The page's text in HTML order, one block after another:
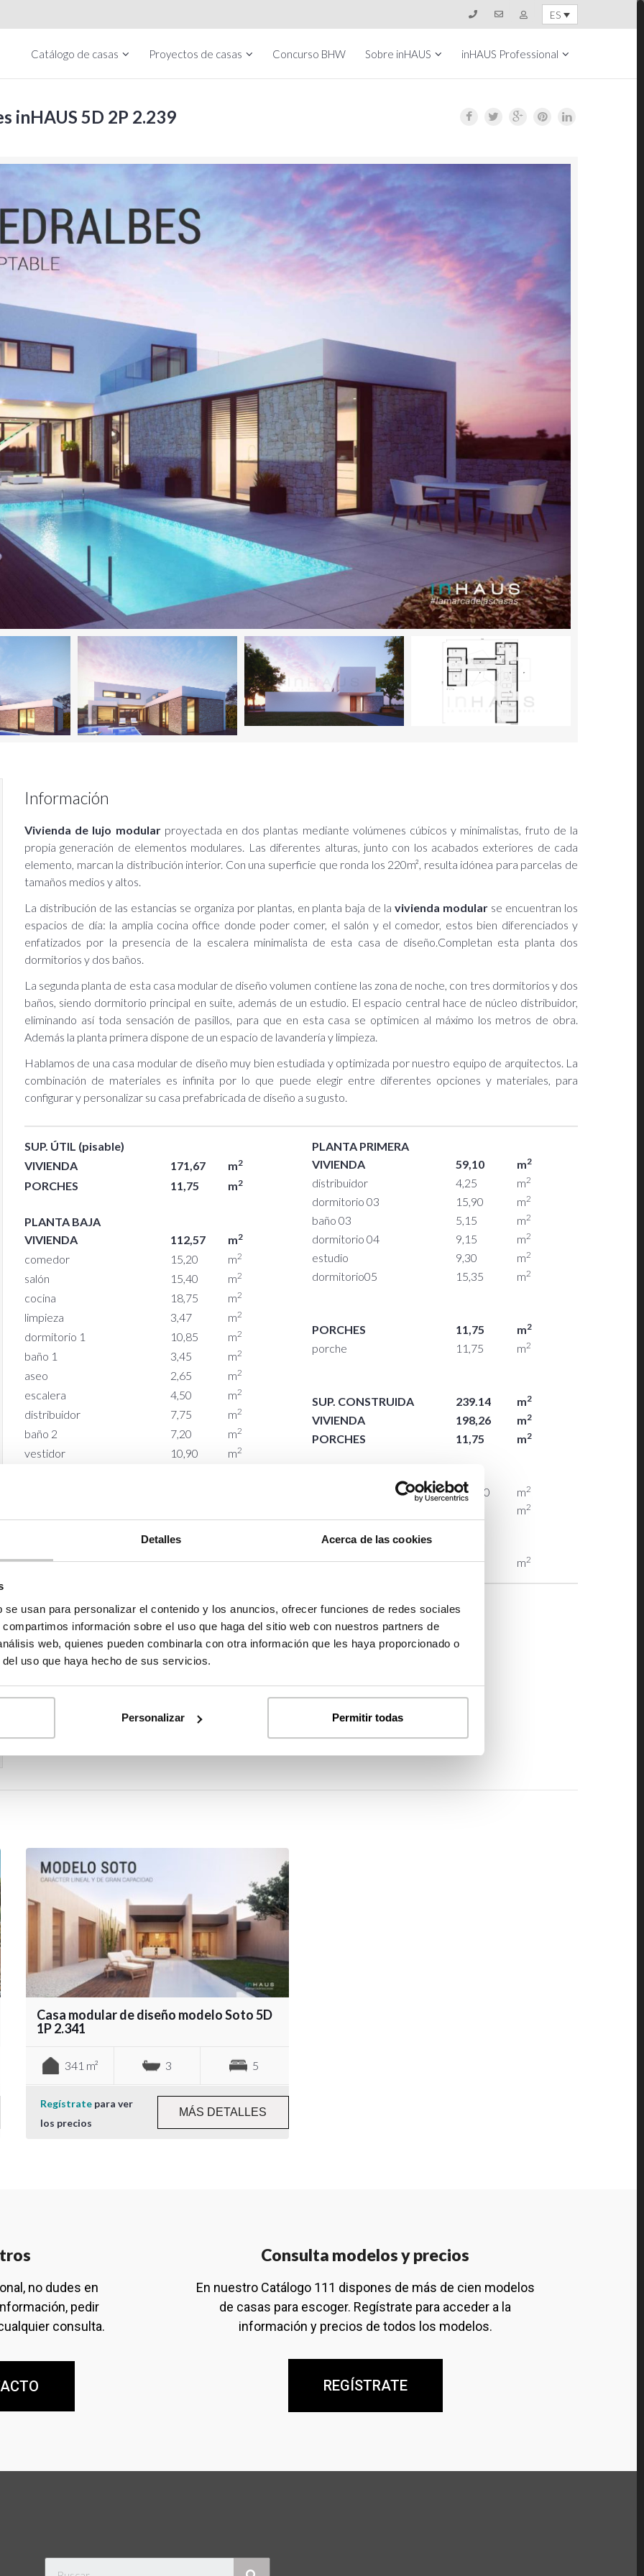
Detalles Acerca de las cookies
usan para personalizar el contenido y los anuncios, ofrecer funciones de redes sociales
información sobre el uso que haga del sitio web con nuestros partners de
web, quienes pueden combinarla con otra información que les haya proporcionado o
uso que haya hecho de sus servicios.
Personalizar Permitir todas
ES
Catálogo de casas Proyectos de casas Concurso BHW Sobre inHAUS inHAUS Professional
inHAUS 5D 2P 2.239
Información
Vivienda de lujo modularproyectada en dos plantas mediante volúmenes cúbicos y minimalistas, fruto de la
propia generación de elementos modulares. Las diferentes alturas, junto con los acabados exteriores de cada
elemento, marcan la distribución interior. Con una superficie que ronda los 220m², resulta idónea para parcelas de
tamaños medios y altos.
La distribución de las estancias se organiza por plantas, en planta baja de lavivienda modular se encuentran los
espacios de día: la amplia cocina office donde poder comer, el salón y el comedor, estos bien diferenciados y
enfatizados por la presencia de la escalera minimalista de esta casa de diseño.Completan esta planta dos
dormitorios y dos baños.
La segunda planta de esta casa modular de diseño volumen contiene las zona de noche, con tres dormitorios y dos
baños, siendo dormitorio principal en suite, además de un estudio. El espacio central hace de núcleo distribuidor,
eliminando así toda sensación de pasillos, para que en esta casa se optimicen al máximo los metros de obra.
Además la planta primera dispone de un espacio de lavandería y limpieza.
Hablamos de una casa modular de diseño muy bien estudiada y optimizada por nuestro equipo de arquitectos. La
combinación de materiales es infinita por lo que puede elegir entre diferentes opciones y materiales, para
configurar y personalizar su casa prefabricada de diseño a su gusto.
SUP. ÚTIL (pisable)
VIVIENDA
171,67 m2
PORCHES 11,75 m2
PLANTA BAJA
VIVIENDA
112,57 m2
comedor 15,20 m2
salón 15,40 m2
cocina 18,75 m2
limpieza 3,47 m2
dormitorio 1 10,85 m2
baño 1 3,45 m2
aseo 2,65 m2
escalera 4,50 m2
distribuidor 7,75 m2
baño 2 7,20 m2
vestidor 10,90 m2
PLANTA PRIMERA
VIVIENDA
59,10 m2
distribuidor 4,25 m2
dormitorio 03 15,90 m2
baño 03 5,15 m2
dormitorio 04 9,15 m2
estudio 9,30 m2
dormitorio05 15,35 m2
PORCHES 11,75 m2
porche 11,75 m2
SUP. CONSTRUIDA 239.14 m2
VIVIENDA 198,26 m2
PORCHES 11,75 m2
129,50 m2
m2
PLANTA PRIMERA
vivienda
68,76 m2
Casa modular de diseño modelo Soto 5D
1P 2.341
341 m² 3 5
Regístratepara ver
los precios
MÁS DETALLES
no dudes en
pedir
consulta.
Consulta modelos y precios
En nuestro Catálogo 111 dispones de más de cien modelos
de casas para escoger. Regístrate para acceder a la
información y precios de todos los modelos.
REGÍSTRATE